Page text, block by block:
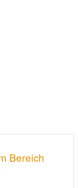
Bereich